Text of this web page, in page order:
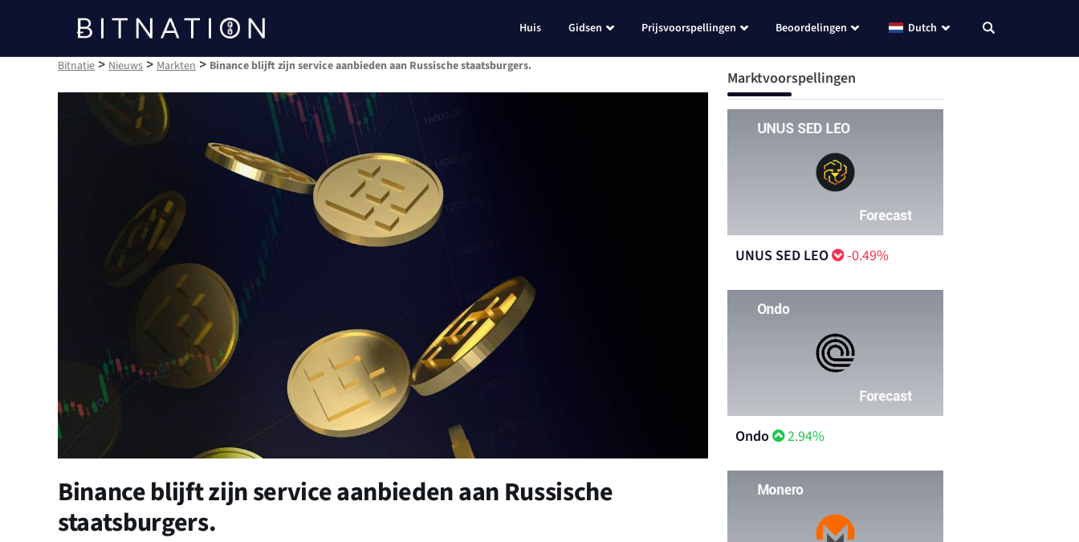
Bitnatie
Huis Gidsen Prijsvoorspellingen Beoordelingen Dutch
Bitnatie > Nieuws > Markten > Binance blijft zijn service aanbieden aan Russische staatsburgers.
Binance blijft zijn service aanbieden aan Russische
staatsburgers.
Marktvoorspellingen
UNUS SED LEO -0.49%
Ondo 2.94%